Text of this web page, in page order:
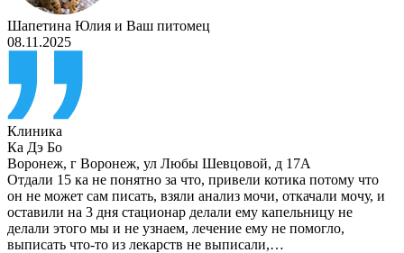
Шапетина Юлия и Ваш питомец
08.11.2025
Клиника
Ка Дэ Бо
Воронеж, г Воронеж, ул Любы Шевцовой, д 17А
Отдали 15 ка не понятно за что, привели котика потому что
он не может сам писать, взяли анализ мочи, откачали мочу, и
оставили на 3 дня стационар делали ему капельницу не
делали этого мы и не узнаем, лечение ему не помогло,
выписать что-то из лекарств не выписали,…